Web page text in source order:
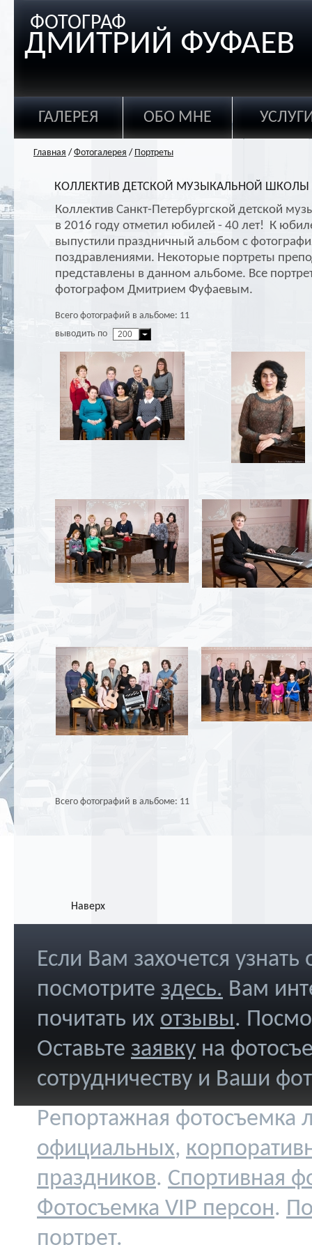
ФОТОГРАФ
ДМИТРИЙ ФУФАЕВ
ГАЛЕРЕЯ ОБО МНЕ
Главная / Фотогалерея / Портреты
КОЛЛЕКТИВ ДЕТСКОЙ МУЗЫКАЛЬНОЙ
Коллектив Санкт-Петербургской детской
в 2016 году отметил юбилей - 40 лет! К
выпустили праздничный альбом с
поздравлениями. Некоторые портреты
представлены в данном альбоме. Все
фотографом Дмитрием Фуфаевым.
Всего фотографий в альбоме: 11
выводить по
200
Всего фотографий в альбоме: 11
Наверх
Если Вам захочется
посмотрите здесь. Вам
почитать их отзывы.
Оставьте заявку на
сотрудничеству и Ваши
Репортажная фотосъемка
официальных,
праздников. Спортивная
Фотосъемка VIP персон.
портрет.